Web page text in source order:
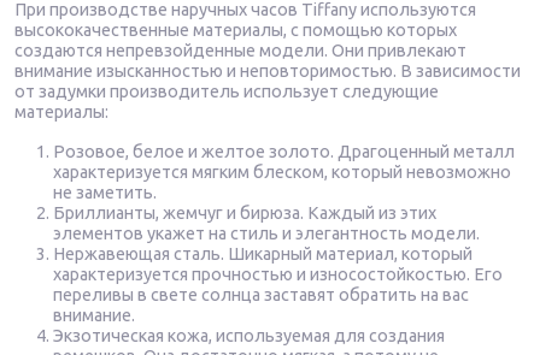
При производстве наручных часов Tiffany используются
высококачественные материалы, с помощью которых
создаются непревзойденные модели. Они привлекают
внимание изысканностью и неповторимостью. В зависимости
от задумки производитель использует следующие
материалы:
Розовое, белое и желтое золото. Драгоценный металл
характеризуется мягким блеском, который невозможно
не заметить.
Бриллианты, жемчуг и бирюза. Каждый из этих
элементов укажет на стиль и элегантность модели.
Нержавеющая сталь. Шикарный материал, который
характеризуется прочностью и износостойкостью. Его
переливы в свете солнца заставят обратить на вас
внимание.
Экзотическая кожа, используемая для создания